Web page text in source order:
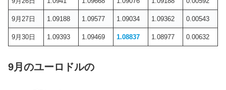
9月27日 1.09188 1.09577 1.09034 1.09362 0.00543
9月30日 1.09393 1.09469 1.08837 1.08977 0.00632
9月のユーロドルの